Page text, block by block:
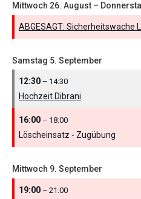
Mittwoch 26. August –
ABGESAGT:
Samstag 5. September
12:30 – 14:30
Hochzeit Dibrani
16:00 – 18:00
Löscheinsatz - Zugübung
Mittwoch 9. September
19:00 – 21:00